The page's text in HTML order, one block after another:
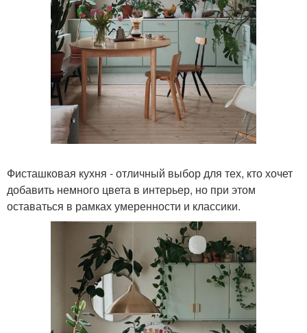
Фисташковая кухня - отличный выбор для тех, кто хочет
добавить немного цвета в интерьер, но при этом
оставаться в рамках умеренности и классики.